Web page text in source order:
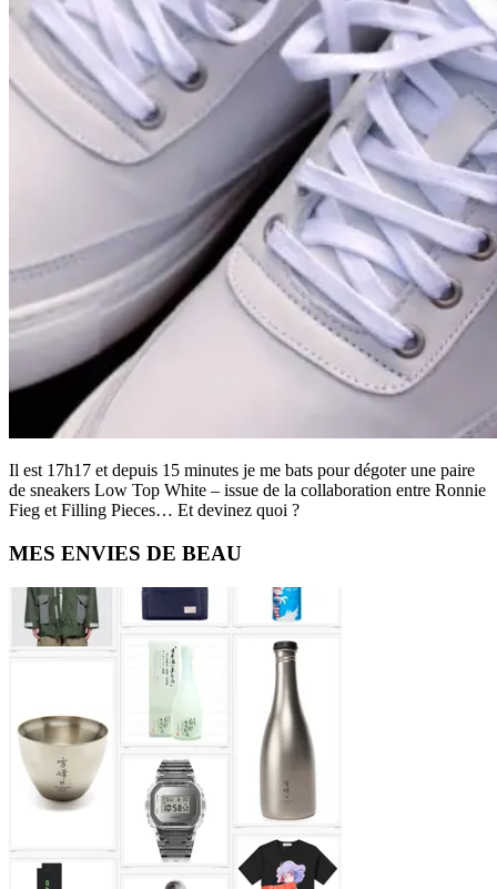
Il est 17h17 et depuis 15 minutes je me bats pour dégoter une paire
de sneakers Low Top White – issue de la collaboration entre Ronnie
Fieg et Filling Pieces… Et devinez quoi ?
Primary
Sidebar
MES ENVIES DE BEAU